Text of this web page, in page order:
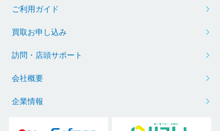
ご利用ガイド
買取お申し込み
訪問・店頭サポート
会社概要
企業情報